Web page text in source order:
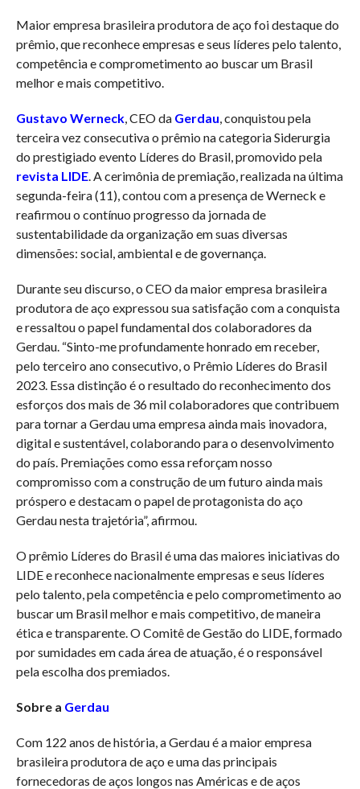
Maior empresa brasileira produtora de aço foi destaque do
prêmio, que reconhece empresas e seus líderes pelo talento,
competência e comprometimento ao buscar um Brasil
melhor e mais competitivo.
Gustavo Werneck, CEO da Gerdau , conquistou pela
terceira vez consecutiva o prêmio na categoria Siderurgia
do prestigiado evento Líderes do Brasil, promovido pela
revista LIDE. A cerimônia de premiação, realizada na última
segunda-feira (11), contou com a presença de Werneck e
reafirmou o contínuo progresso da jornada de
sustentabilidade da organização em suas diversas
dimensões: social, ambiental e de governança.
Durante seu discurso, o CEO da maior empresa brasileira
produtora de aço expressou sua satisfação com a conquista
e ressaltou o papel fundamental dos colaboradores da
Gerdau. “Sinto-me profundamente honrado em receber,
pelo terceiro ano consecutivo, o Prêmio Líderes do Brasil
2023. Essa distinção é o resultado do reconhecimento dos
esforços dos mais de 36 mil colaboradores que contribuem
para tornar a Gerdau uma empresa ainda mais inovadora,
digital e sustentável, colaborando para o desenvolvimento
do país. Premiações como essa reforçam nosso
compromisso com a construção de um futuro ainda mais
próspero e destacam o papel de protagonista do aço
Gerdau nesta trajetória”, afirmou.
O prêmio Líderes do Brasil é uma das maiores iniciativas do
LIDE e reconhece nacionalmente empresas e seus líderes
pelo talento, pela competência e pelo comprometimento ao
buscar um Brasil melhor e mais competitivo, de maneira
ética e transparente. O Comitê de Gestão do LIDE, formado
por sumidades em cada área de atuação, é o responsável
pela escolha dos premiados.
Sobre a Gerdau
Com 122 anos de história, a Gerdau é a maior empresa
brasileira produtora de aço e uma das principais
fornecedoras de aços longos nas Américas e de aços